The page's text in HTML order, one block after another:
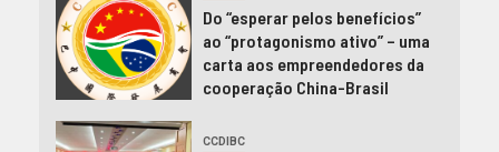
Do “esperar pelos benefícios”
ao “protagonismo ativo” – uma
carta aos empreendedores da
cooperação China-Brasil
CCDIBC